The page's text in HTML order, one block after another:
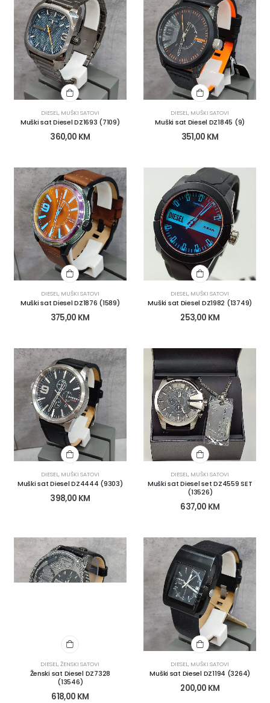
DIESEL , MUŠKI SATOVI
Muški sat Diesel DZ1693 (7109)
360,00 KM
DIESEL , MUŠKI SATOVI
Muški sat Diesel DZ1845 (9)
351,00 KM
DIESEL, MUŠKI SATOVI
Muški sat Diesel DZ1876 (1589)
375,00 KM
DIESEL, MUŠKI SATOVI
Muški sat Diesel DZ1982 (13749)
253,00 KM
DIESEL, MUŠKI SATOVI
Muški sat Diesel DZ4444 (9303)
398,00 KM
DIESEL, MUŠKI SATOVI
Muški sat Diesel set DZ4559 SET
(13526)
637,00 KM
DIESEL,ŽENSKI SATOVI
Ženski sat Diesel DZ7328
(13546)
618,00 KM
DIESEL, MUŠKI SATOVI
Muški sat Diesel DZ1194 (3264)
200,00 KM